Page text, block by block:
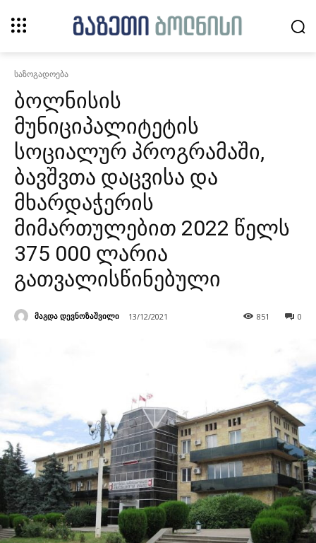
საზოგადოება
ბოლნისის
მუნიციპალიტეტის
სოციალურ პროგრამაში,
ბავშვთა დაცვისა და
მხარდაჭერის
მიმართულებით 2022 წელს
375 000 ლარია
გათვალისწინებული
მაგდა დევნოზაშვილი 13/12/2021 0
851